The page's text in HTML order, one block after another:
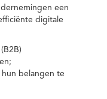
een
digitale
belangen te